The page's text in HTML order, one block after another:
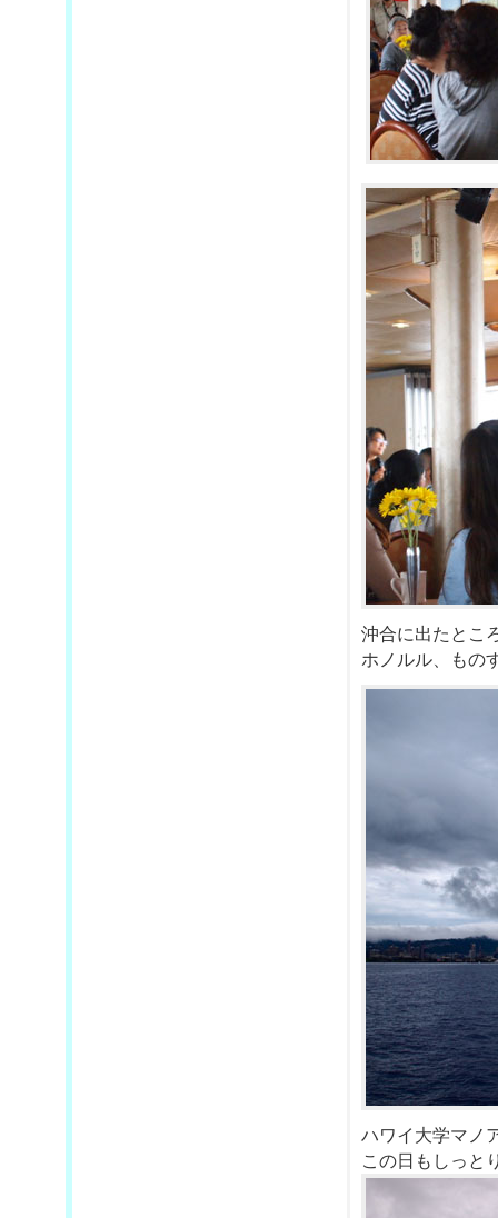
沖合に出たとこ
ホノルル、もの
ハワイ大学マノ
この日もしっと